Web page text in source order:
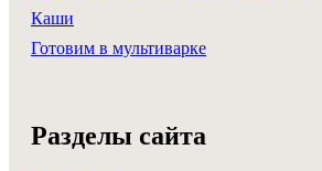
Каши
Готовим в мультиварке
Разделы сайта